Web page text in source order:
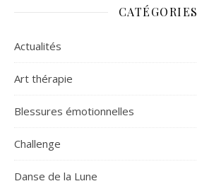
CATÉGORIES
Actualités
Art thérapie
Blessures émotionnelles
Challenge
Danse de la Lune